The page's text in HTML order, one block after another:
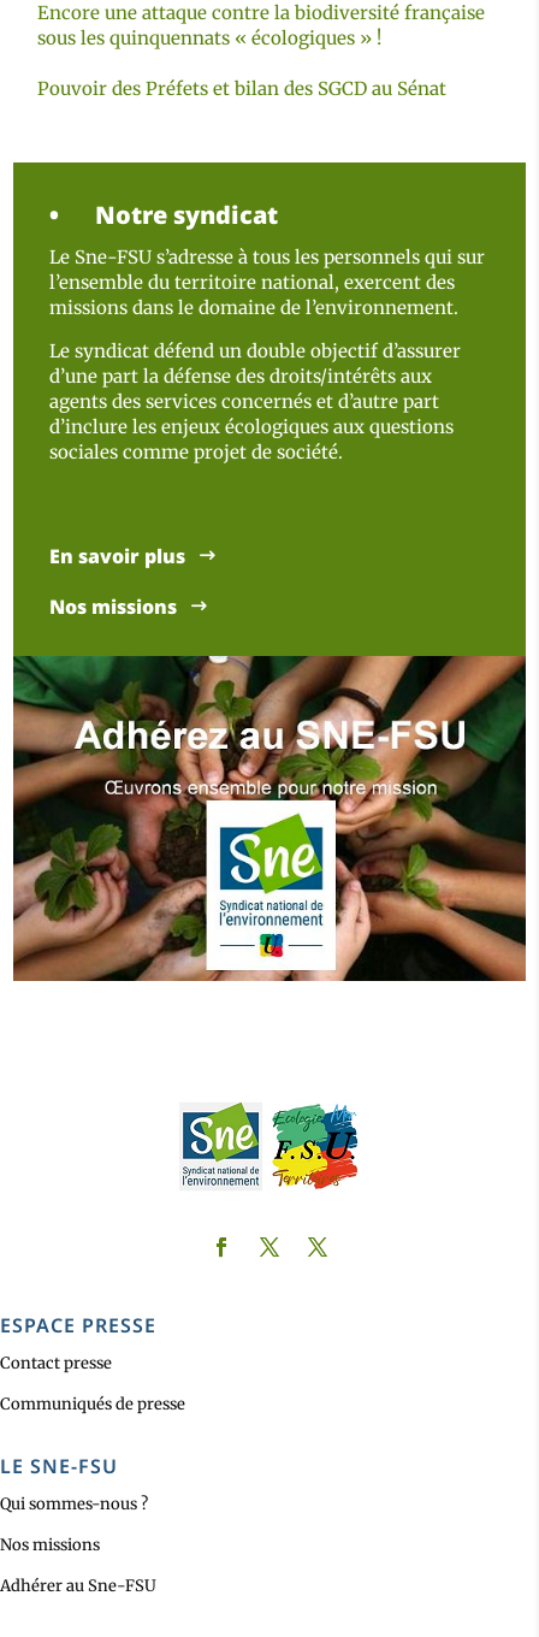
Encore une attaque contre la biodiversité française
sous les quinquennats « écologiques » !
Pouvoir des Préfets et bilan des SGCD au Sénat
Notre syndicat
Le Sne-FSU s’adresse à tous les personnels qui sur
l’ensemble du territoire national, exercent des
missions dans le domaine de l’environnement.
Le syndicat défend un double objectif d’assurer
d’une part la défense des droits/intérêts aux
agents des services concernés et d’autre part
d’inclure les enjeux écologiques aux questions
sociales comme projet de société.
En savoir plus
Nos missions
ESPACE PRESSE
Contact presse
Communiqués de presse
LE SNE-FSU
Qui sommes-nous ?
Nos missions
Adhérer au Sne-FSU